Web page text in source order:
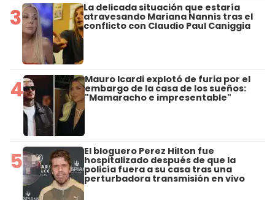
3 La delicada situación que estaría
atravesando Mariana Nannis tras el
conflicto con Claudio Paul Caniggia
4 Mauro Icardi explotó de furia por el
embargo de la casa de los sueños:
"Mamaracho e impresentable"
5 El bloguero Perez Hilton fue
hospitalizado después de que la
policía fuera a su casa tras una
perturbadora transmisión en vivo